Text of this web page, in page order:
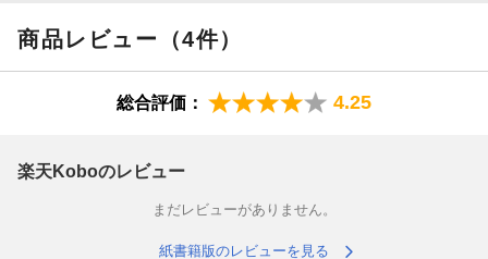
商品レビュー（4件）
総合評価： 4.25
楽天Koboのレビュー
まだレビューがありません。
紙書籍版のレビューを見る